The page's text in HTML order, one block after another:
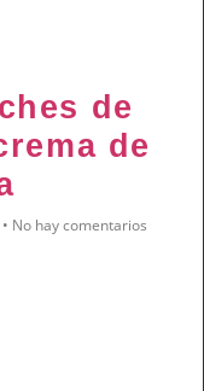
de
de
No hay comentarios